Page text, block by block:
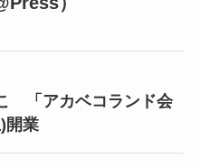
「アカベコランド会
開業